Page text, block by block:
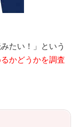
たい！」という
かどうかを調査